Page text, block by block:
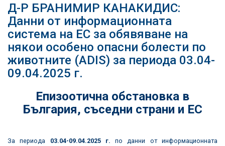
Д-Р БРАНИМИР КАНАКИДИС:
Данни от информационната
система на ЕС за обявяване на
някои особено опасни болести по
животните (ADIS) за периода 03.04-
09.04.2025 г.
Епизоотична обстановка в
България, съседни страни и ЕС
За периода 03.04-09.04.2025 г.по данни от информационната